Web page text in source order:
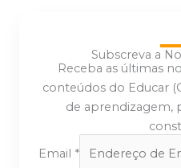
Subscreva a
Receba as últimas
conteúdos do Educar
de aprendizagem,
Email *